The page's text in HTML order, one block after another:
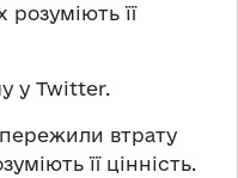
розуміють її
у Twitter.
втрату
її цінність.